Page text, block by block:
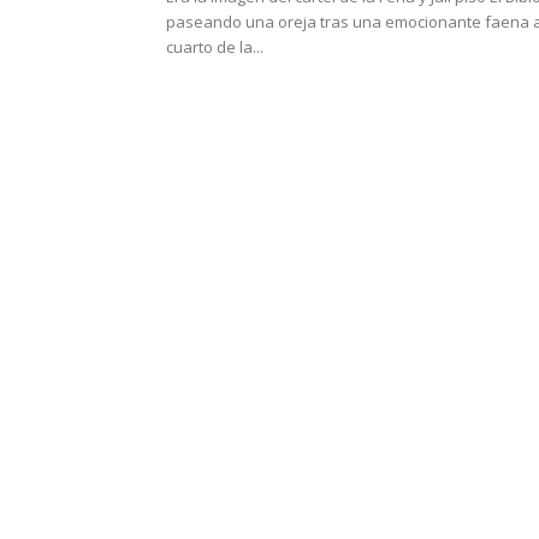
paseando una oreja tras una emocionante faena
cuarto de la...